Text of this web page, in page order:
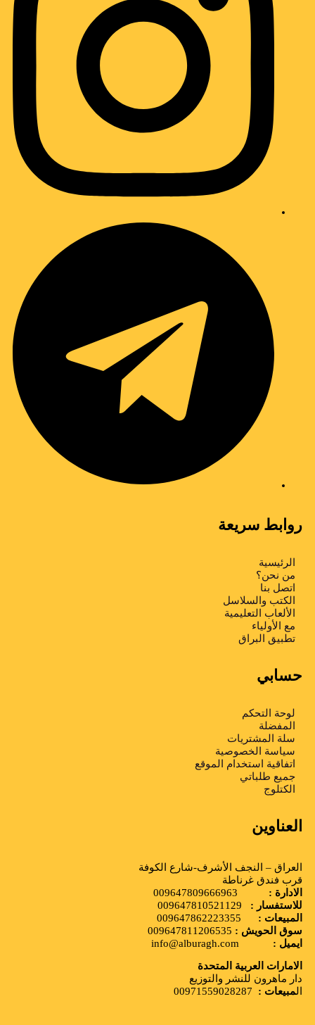
روابط سريعة
الرئيسية
من نحن؟
اتصل بنا
الكتب والسلاسل
الألعاب التعليمية
مع الأولياء
تطبیق البراق
حسابي
لوحة التحكم
المفضلة
سلة المشتريات
سياسة الخصوصية
اتفاقية استخدام الموقع
جميع طلباتي
الكتلوج
العناوين
العراق – النجف الأشرف-شارع الكوفة
قرب فندق غرناطة
الادارة :
009647809666963
للاستفسار : 009647810521129
المبيعات :009647862223355
سوق الحويش :009647811206535
ايميل : info@alburagh.com
الامارات العربية المتحدة
دار ماهرون للنشر والتوزيع
مبيعات : 00971559028287